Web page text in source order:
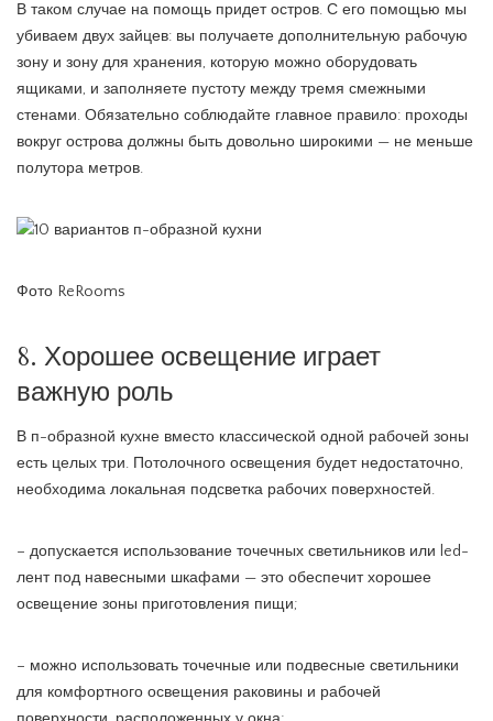
В таком случае на помощь придет остров. С его помощью мы
убиваем двух зайцев: вы получаете дополнительную рабочую
зону и зону для хранения, которую можно оборудовать
ящиками, и заполняете пустоту между тремя смежными
стенами. Обязательно соблюдайте главное правило: проходы
вокруг острова должны быть довольно широкими — не меньше
полутора метров.
Фото ReRooms
8. Хорошее освещение играет
важную роль
В п-образной кухне вместо классической одной рабочей зоны
есть целых три. Потолочного освещения будет недостаточно,
необходима локальная подсветка рабочих поверхностей.
– допускается использование точечных светильников или led-
лент под навесными шкафами — это обеспечит хорошее
освещение зоны приготовления пищи;
– можно использовать точечные или подвесные светильники
для комфортного освещения раковины и рабочей